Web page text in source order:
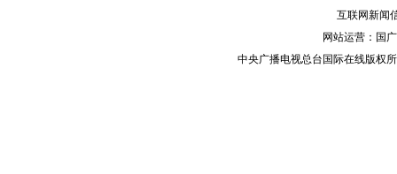
互联网新闻
网站运营：国
中央广播电视总台国际在线版权